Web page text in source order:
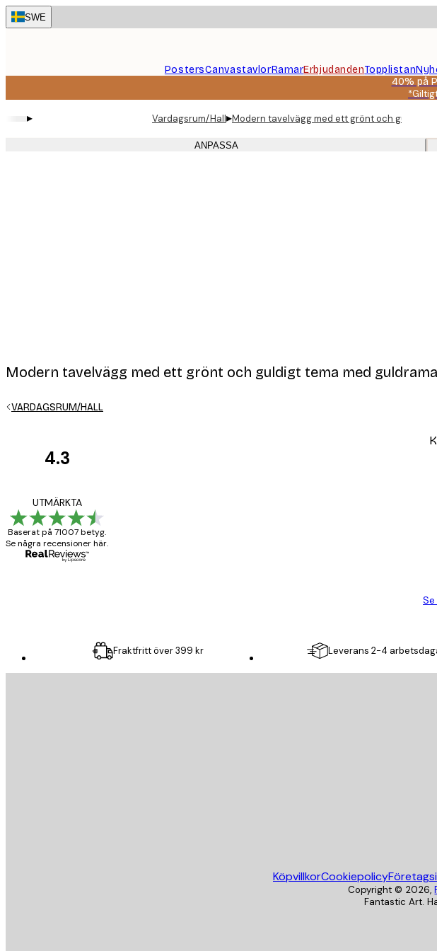
Skip
to
SWE
PostersCanvastavlorRamarErbjudandenTopplistan
40% på
▸ Vardagsrum/Hall▸Modern tavelvägg med ett grönt och guldigt
ANPASSA
Modern tavelvägg med ett grönt och guldigt tema med
VARDAGSRUM/HALL
4.3
UTMÄRKTA
Baserat på 71007 betyg.
Se några recensioner här.
Fraktfritt över 399 kr Leverans 2-4
KöpvillkorCookiepolicy
Copyright © 2026,
Fantastic Art.